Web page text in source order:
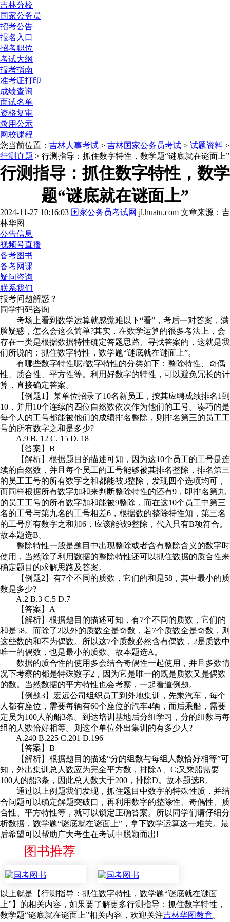
吉林分校
国家公务员
招考公告
报名入口
招考职位
考试大纲
报考指南
准考证打印
成绩查询
面试名单
资格复审
录用公示
网校课程
您当前位置： 吉林人事考试 > 吉林国家公务员考试 > 试题资料 >
行测真题 > 行测指导：抓住数字特性，数学题“谜底就在谜面上”
行测指导：抓住数字特性，数学
题“谜底就在谜面上”
2024-11-27 10:16:03 国家公务员考试网 jl.huatu.com 文章来源：吉
林华图
公告信息
视频号直播
备考图书
备考网课
疑问咨询
联系我们
报考问题解惑？
同学扫码咨询
考场上看到数学运算就感觉难以下“看”，考后一对答案，满
脸疑惑，怎么会这么简单?其实，在数学运算的很多考法上，会
存在一类是根据数据特性确定答题思路、寻找答案的，这就是我
们所说的：抓住数字特性，数学题“谜底就在谜面上”。
有哪些数字特性呢?数字特性的分类如下：整除特性、奇偶
性、质合性、平方性等。利用好数字的特性，可以避免冗长的计
算，直接确定答案。
【例题1】某单位招录了10名新员工，按其应聘成绩排名1到
10，并用10个连续的四位自然数依次作为他们的工号。凑巧的是
每个人的工号都能被他们的成绩排名整除，则排名第三的员工工
号的所有数字之和是多少?
A.9 B. 12 C. 15 D. 18
【答案】B
【解析】根据题目的描述可知，因为这10个员工的工号是连
续的自然数，并且每个员工的工号能够被其排名整除，排名第三
的员工工号的所有数字之和都能被3整除，发现四个选项均可，
而同样根据所有数字加和来判断整除特性的还有9，即排名第九
的员工工号的所有数字加和能被9整除，而在这10个员工中第三
名的工号与第九名的工号相差6，根据数的整除特性知，第三名
的工号所有数字之和加6，应该能被9整除，代入只有B项符合。
故本题选B。
整除特性一般是题目中出现整除或者含有整除含义的数字时
使用，当然除了利用数据的整除特性还可以抓住数据的质合性来
确定题目的求解思路及答案。
【例题2】有7个不同的质数，它们的和是58，其中最小的质
数是多少?
A.2 B.3 C.5 D.7
【答案】A
【解析】根据题目的描述可知，有7个不同的质数，它们的
和是58。而除了2以外的质数全是奇数，若7个质数全是奇数，则
这些数的和不为偶数。所以这7个质数必然含有偶数，2是质数中
唯一的偶数，也是最小的质数。故本题选A。
数据的质合性的使用多会结合奇偶性一起使用，并且多数情
况下考察的都是特殊数字2，因为它是唯一的既是质数又是偶数
的数。当然数据的平方特性也会考察，一起看道例题。
【例题3】宏远公司组织员工到外地集训，先乘汽车，每个
人都有座位，需要每辆有60个座位的汽车4辆，而后乘船，需要
定员为100人的船3条。到达培训基地后分组学习，分的组数与每
组的人数恰好相等。则这个单位外出集训的有多少人?
A.240 B.225 C.201 D.196
【答案】B
【解析】根据题目的描述“分的组数与每组人数恰好相等”可
知，外出集训总人数应为完全平方数，排除A、C;又乘船需要
100人的船3条，因此总人数大于200，排除D。故本题选B。
通过以上例题我们发现，抓住题目中数字的特殊性质，并结
合问题可以确定解题突破口，再利用数字的整除性、奇偶性、质
合性、平方特性等，就可以锁定正确答案。所以同学们请仔细分
析数据，数学题“谜底就在谜面上”，拿下数学运算这一难关。最
后希望可以帮助广大考生在考试中脱颖而出!
图书推荐
以上就是【行测指导：抓住数字特性，数学题“谜底就在谜面
上”】的相关内容，如果要了解更多行测指导：抓住数字特性，
数学题“谜底就在谜面上”相关内容，欢迎关注吉林华图教育。